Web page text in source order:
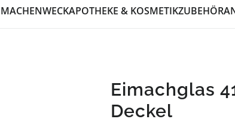
WECKAPOTHEKE & KOSMETIKZUBEHÖR
Eimachglas
Deckel